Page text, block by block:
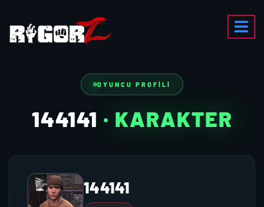
OYUNCU PROFILI
144141 · KARAKTER
144141